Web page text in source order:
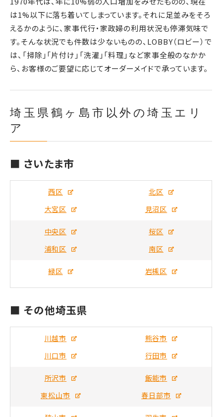
は1%以下に落ち着いてしまっています。それに足並みをそろ
えるかのように、家事代行・家政婦の利用状況も停滞気味で
す。そんな状況でも件数は少ないものの、LOBBY（ロビー）で
は、「掃除」「片付け」「洗濯」「料理」など家事全般のなかか
ら、お客様のご要望に応じてオーダーメイドで承っています。
埼玉県鶴ヶ島市以外の埼玉エリ
ア
■ さいたま市
西区
北区
大宮区
見沼区
中央区
桜区
浦和区
南区
緑区 岩槻区
■ その他埼玉県
川越市
熊谷市
川口市
行田市
所沢市
飯能市
東松山市
春日部市